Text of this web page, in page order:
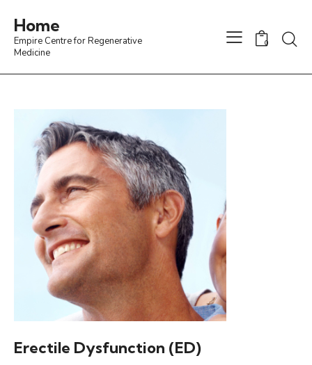
Home
Empire Centre for Regenerative
Medicine
0
Erectile Dysfunction (ED)